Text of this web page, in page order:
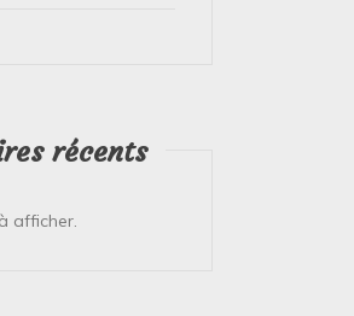
marquant qui s’est
récents
afficher.